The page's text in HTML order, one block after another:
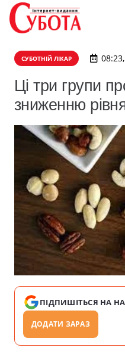
СУБОТНІЙ ЛІКАР
Ці три групи
зниженню
ПІДПИШІТЬСЯ НА
ДОДАТИ ЗАРАЗ